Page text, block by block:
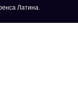
Латина.